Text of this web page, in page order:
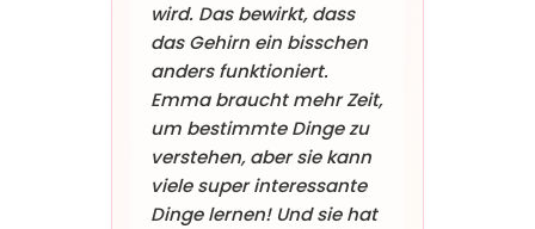
wird. Das bewirkt, dass
das Gehirn ein bisschen
anders funktioniert.
Emma braucht mehr Zeit,
um bestimmte Dinge zu
verstehen, aber sie kann
viele super interessante
Dinge lernen! Und sie hat